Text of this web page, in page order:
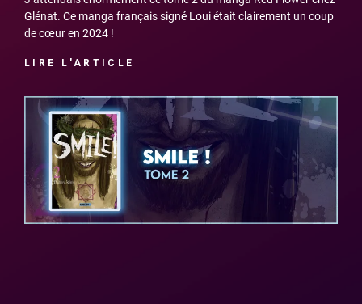
Glénat. Ce manga français signé Loui était clairement un coup
de cœur en 2024 !
LIRE L'ARTICLE